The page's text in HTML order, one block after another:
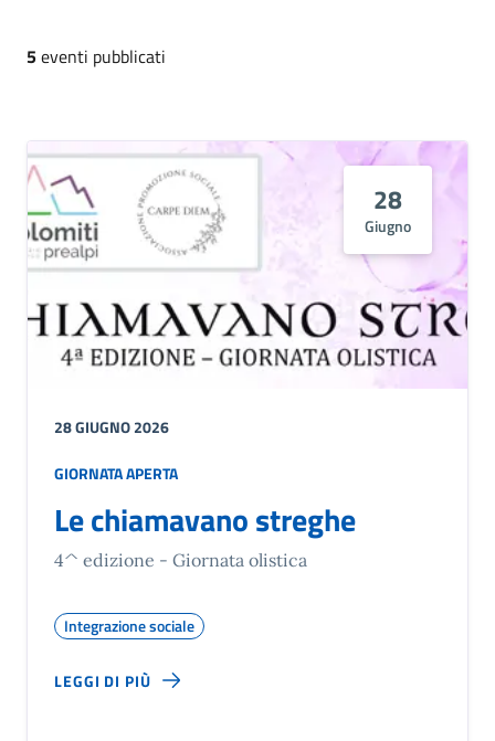
5eventi pubblicati
28
Giugno
28 GIUGNO 2026
GIORNATA APERTA
Le chiamavano streghe
4^ edizione - Giornata olistica
Integrazione sociale
LEGGI DI PIÙ